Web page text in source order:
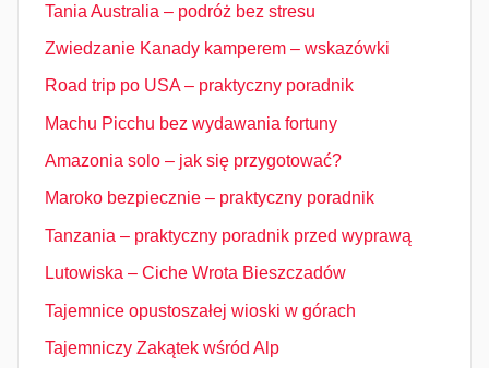
Tania Australia – podróż bez stresu
Zwiedzanie Kanady kamperem – wskazówki
Road trip po USA – praktyczny poradnik
Machu Picchu bez wydawania fortuny
Amazonia solo – jak się przygotować?
Maroko bezpiecznie – praktyczny poradnik
Tanzania – praktyczny poradnik przed wyprawą
Lutowiska – Ciche Wrota Bieszczadów
Tajemnice opustoszałej wioski w górach
Tajemniczy Zakątek wśród Alp